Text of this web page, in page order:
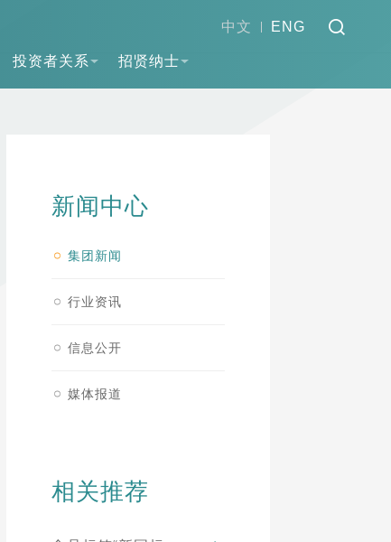
中文 ENG
投资者关系 招贤纳士
新闻中心
集团新闻
行业资讯
信息公开
媒体报道
相关推荐